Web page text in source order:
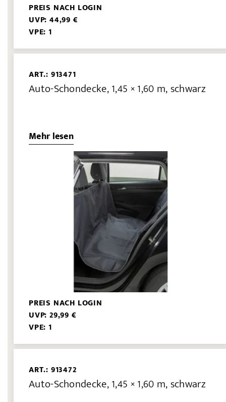
PREIS NACH LOGIN
UVP: 44,99 €
VPE: 1
ART.: 913471
Auto-Schondecke, 1,45 × 1,60 m, schwarz
Mehr lesen
PREIS NACH LOGIN
UVP: 29,99 €
VPE: 1
ART.: 913472
Auto-Schondecke, 1,45 × 1,60 m, schwarz